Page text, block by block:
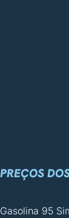
PREÇOS
Gasolina 95